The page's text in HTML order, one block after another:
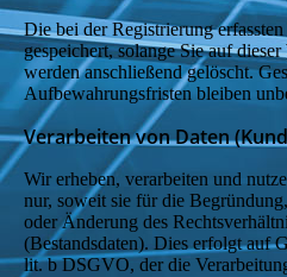
Die bei der Registrierung
gespeichert, solange Sie auf
werden anschließend gelöscht.
Aufbewahrungsfristen bleiben
Verarbeiten von Daten
Wir erheben, verarbeiten und
nur, soweit sie für die
oder Änderung des
(Bestandsdaten). Dies erfolgt auf
lit. b DSGVO, der die